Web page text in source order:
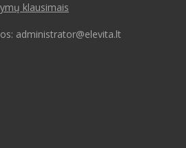
klausimais
administrator@elevita.lt